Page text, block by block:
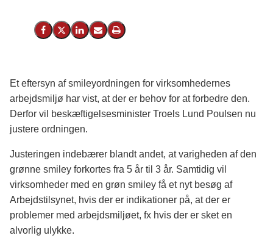
Del på Facebook
Del på X (Twitter)
Del på LinkedIn
Send email
Print
Et eftersyn af smileyordningen for virksomhedernes
arbejdsmiljø har vist, at der er behov for at forbedre den.
Derfor vil beskæftigelsesminister Troels Lund Poulsen nu
justere ordningen.
Justeringen indebærer blandt andet, at varigheden af den
grønne smiley forkortes fra 5 år til 3 år. Samtidig vil
virksomheder med en grøn smiley få et nyt besøg af
Arbejdstilsynet, hvis der er indikationer på, at der er
problemer med arbejdsmiljøet, fx hvis der er sket en
alvorlig ulykke.